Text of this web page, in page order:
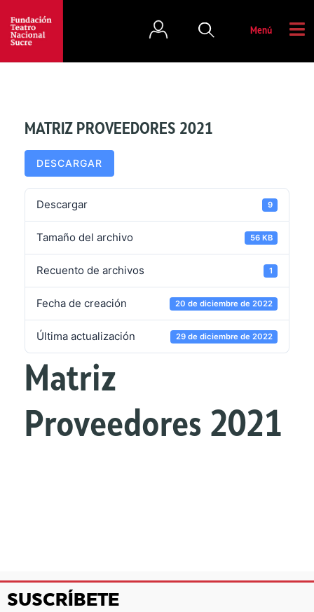
Menú
MATRIZ PROVEEDORES 2021
DESCARGAR
Descargar 9
Tamaño del archivo 56 KB
Recuento de archivos 1
Fecha de creación 20 de diciembre de 2022
Última actualización 29 de diciembre de 2022
Matriz
Proveedores 2021
SUSCRÍBETE